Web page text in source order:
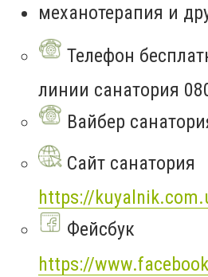
механотерапия и
Телефон
линии санатория
Вайбер
Сайт санатория
https://
Фейсбук
https://